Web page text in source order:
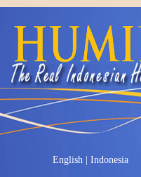
English Indonesia